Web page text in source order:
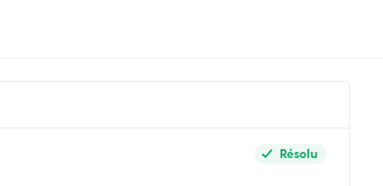
Résolu